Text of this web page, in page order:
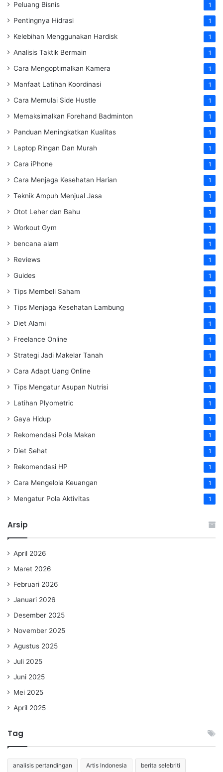
Peluang Bisnis 1
Pentingnya Hidrasi 1
Kelebihan Menggunakan Hardisk 1
Analisis Taktik Bermain 1
Cara Mengoptimalkan Kamera 1
Manfaat Latihan Koordinasi 1
Cara Memulai Side Hustle 1
Memaksimalkan Forehand Badminton 1
Panduan Meningkatkan Kualitas 1
Laptop Ringan Dan Murah 1
Cara iPhone 1
Cara Menjaga Kesehatan Harian 1
Teknik Ampuh Menjual Jasa 1
Otot Leher dan Bahu 1
Workout Gym 1
bencana alam 1
Reviews 1
Guides 1
Tips Membeli Saham 1
Tips Menjaga Kesehatan Lambung 1
Diet Alami 1
Freelance Online 1
Strategi Jadi Makelar Tanah 1
Cara Adapt Uang Online 1
Tips Mengatur Asupan Nutrisi 1
Latihan Plyometric 1
Gaya Hidup 1
Rekomendasi Pola Makan 1
Diet Sehat 1
Rekomendasi HP 1
Cara Mengelola Keuangan 1
Mengatur Pola Aktivitas 1
Arsip
April 2026
Maret 2026
Februari 2026
Januari 2026
Desember 2025
November 2025
Agustus 2025
Juli 2025
Juni 2025
Mei 2025
April 2025
Tag
analisis pertandingan Artis Indonesia berita selebriti